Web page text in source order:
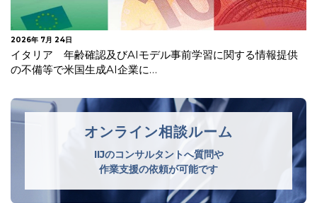
2026年 7月 23日
韓国 安全管理措置の不備及び不要な個人情報を廃棄してい
なかったことを理由に生活用品メ…
オンライン相談ルーム
IIJのコンサルタントへ質問や
作業支援の依頼が可能です